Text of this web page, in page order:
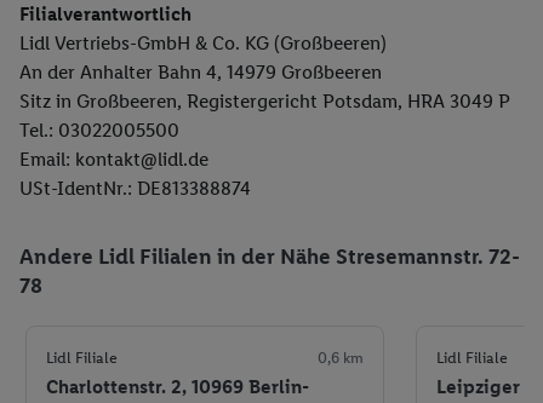
Filialverantwortlich
Lidl Vertriebs-GmbH & Co. KG (Großbeeren)
An der Anhalter Bahn 4, 14979 Großbeeren
Sitz in Großbeeren, Registergericht Potsdam, HRA 3049 P
Tel.: 03022005500
Email: kontakt@lidl.de
USt-IdentNr.: DE813388874
Andere Lidl Filialen in der Nähe Stresemannstr. 72-
78
Lidl Filiale 0,6 km
Charlottenstr. 2, 10969 Berlin-
Lidl Filiale
Leipziger